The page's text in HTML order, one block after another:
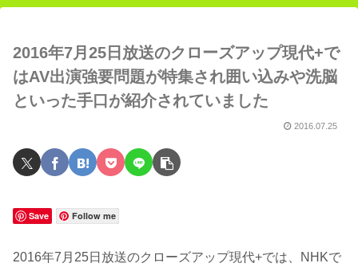
2016年7月25日放送のクローズアップ現代+で
はAV出演強要問題が特集され囲い込みや洗脳
といった手口が紹介されていました
2016.07.25
Save Follow me
2016年7月25日放送のクローズアップ現代+では、NHKで